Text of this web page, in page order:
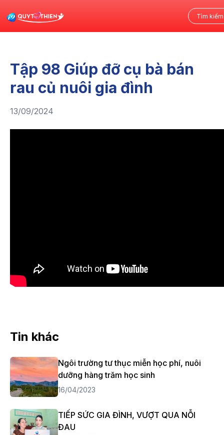
Tập 98 Giúp đỡ cụ bà bán
rau củ nuôi gia đình
13/09/2024
Tin khác
Ngôi trường tư thục miễn học phí, nuôi
dưỡng hàng trăm học sinh
16/04/2023
TIẾP SỨC GIA ĐÌNH, VƯỢT QUA NỖI
ĐAU